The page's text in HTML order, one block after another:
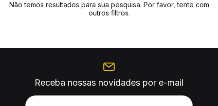
Não temos resultados para sua pesquisa. Por favor, tente com
outros filtros.
Receba nossas novidades por e-mail